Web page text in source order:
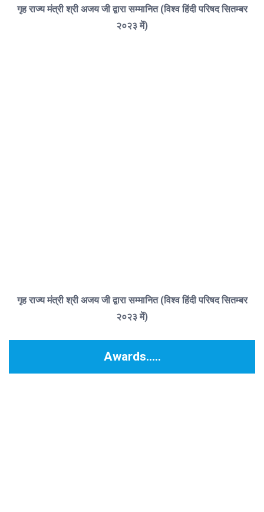
गृह राज्य मंत्री श्री अजय जी द्वारा सम्मानित (विश्व हिंदी परिषद सितम्बर
२०२३ में)
गृह राज्य मंत्री श्री अजय जी द्वारा सम्मानित (विश्व हिंदी परिषद सितम्बर
२०२३ में)
Awards…..